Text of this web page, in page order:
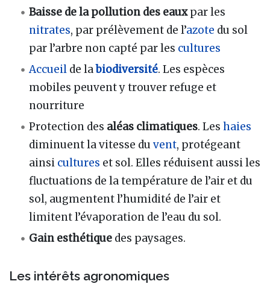
Baisse de la pollution des eauxpar les
nitrates, par prélèvement de l’azote du sol
par l’arbre non capté par les cultures
Accueil de labiodiversité. Les espèces
mobiles peuvent y trouver refuge et
nourriture
Protection des aléas climatiques. Leshaies
diminuent la vitesse duvent, protégeant
ainsi cultures et sol. Elles réduisent aussi les
fluctuations de la température de l’air et du
sol, augmentent l’humidité de l’air et
limitent l’évaporation de l’eau du sol.
Gain esthétique des paysages.
Les intérêts agronomiques